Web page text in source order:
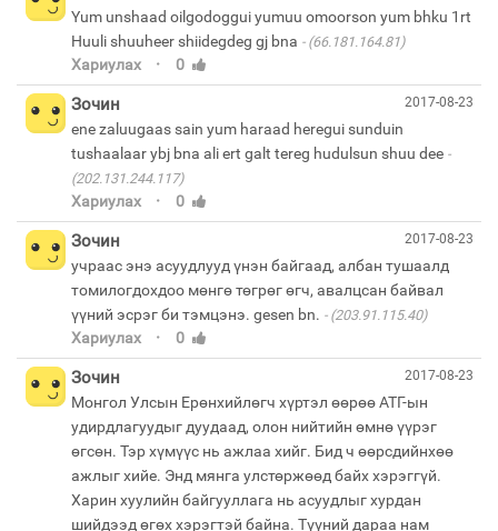
Yum unshaad oilgodoggui yumuu omoorson yum bhku 1rt
Huuli shuuheer shiidegdeg gj bna
(66.181.164.81)
Хариулах · 0
2017-08-23
Зочин
ene zaluugaas sain yum haraad heregui sunduin
tushaalaar ybj bna ali ert galt tereg hudulsun shuu dee
(202.131.244.117)
Хариулах · 0
2017-08-23
Зочин
учраас энэ асуудлууд үнэн байгаад, албан тушаалд
томилогдохдоо мөнгө төгрөг өгч, авалцсан байвал
үүний эсрэг би тэмцэнэ. gesen bn.
(203.91.115.40)
Хариулах · 0
2017-08-23
Зочин
Монгол Улсын Ерөнхийлөгч хүртэл өөрөө АТГ-ын
удирдлагуудыг дуудаад, олон нийтийн өмнө үүрэг
өгсөн. Тэр хүмүүс нь ажлаа хийг. Бид ч өөрсдийнхөө
ажлыг хийе. Энд мянга улстөржөөд байх хэрэггүй.
Харин хуулийн байгууллага нь асуудлыг хурдан
шийдээд өгөх хэрэгтэй байна. Түүний дараа нам